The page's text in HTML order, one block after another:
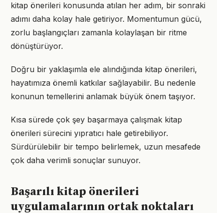
kitap önerileri konusunda atılan her adım, bir sonraki
adımı daha kolay hale getiriyor. Momentumun gücü,
zorlu başlangıçları zamanla kolaylaşan bir ritme
dönüştürüyor.
Doğru bir yaklaşımla ele alındığında kitap önerileri,
hayatımıza önemli katkılar sağlayabilir. Bu nedenle
konunun temellerini anlamak büyük önem taşıyor.
Kısa sürede çok şey başarmaya çalışmak kitap
önerileri sürecini yıpratıcı hale getirebiliyor.
Sürdürülebilir bir tempo belirlemek, uzun mesafede
çok daha verimli sonuçlar sunuyor.
Başarılı kitap önerileri
uygulamalarının ortak noktaları